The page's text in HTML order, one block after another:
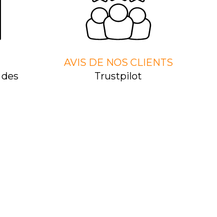
AVIS DE NOS CLIENTS
Trustpilot